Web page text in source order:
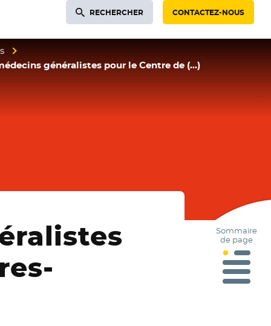
RECHERCHER CONTACTEZ-NOUS
généralistes pour le Centre de (…)
Sommaire
de page